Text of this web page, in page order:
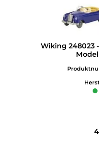
Wiking 248023